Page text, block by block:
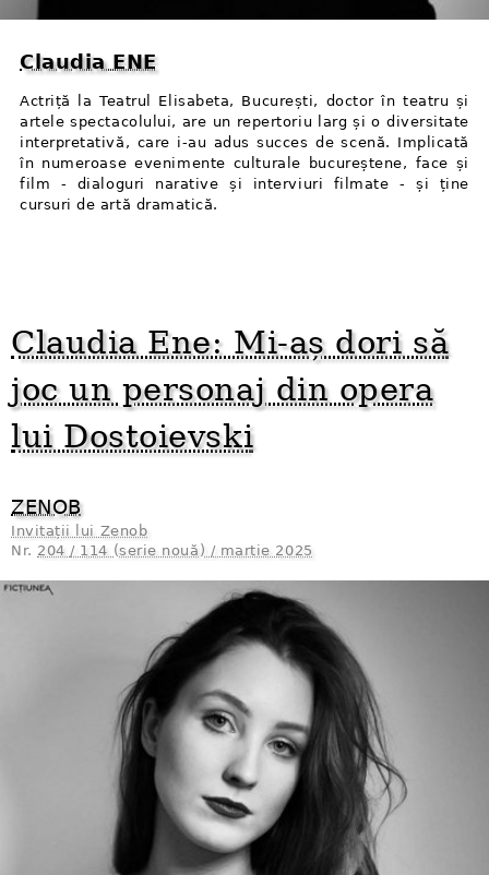
Claudia ENE
Actriță la Teatrul Elisabeta, București, doctor în teatru și
artele spectacolului, are un repertoriu larg și o diversitate
interpretativă, care i-au adus succes de scenă. Implicată
în numeroase evenimente culturale bucureștene, face și
film - dialoguri narative și interviuri filmate - și ține
cursuri de artă dramatică.
Claudia Ene: Mi-aș dori să
joc un personaj din opera
lui Dostoievski
ZENOB
Invitații lui Zenob
Nr. 204 / 114 (serie nouă) / martie 2025